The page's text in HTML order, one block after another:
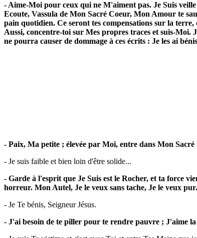
- Aime-Moi pour ceux qui ne M'aiment pas. Je Suis
Ecoute, Vassula de Mon Sacré Coeur, Mon Amour te
pain quotidien. Ce seront tes compensations sur la
Aussi, concentre-toi sur Mes propres traces et suis-
ne pourra causer de dommage à ces écrits : Je les ai
- Paix, Ma petite ; élevée par Moi, entre dans Mon
- Je suis faible et bien loin d'être solide...
- Garde à l'esprit que Je Suis est le Rocher, et ta force
horreur. Mon Autel, Je le veux sans tache, Je le veux
- Je Te bénis, Seigneur Jésus.
- J'ai besoin de te piller pour te rendre pauvre ; J'aime